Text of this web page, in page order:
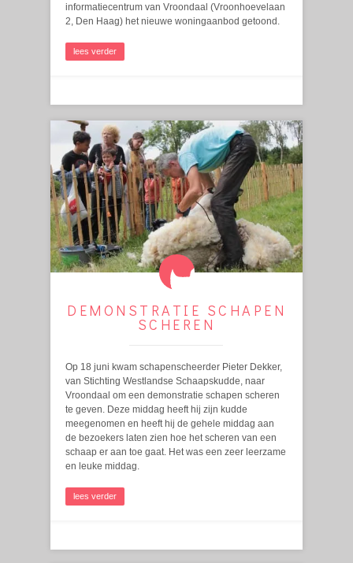
informatiecentrum van Vroondaal (Vroonhoevelaan
2, Den Haag) het nieuwe woningaanbod getoond.
lees verder
DEMONSTRATIE SCHAPEN
SCHEREN
Op 18 juni kwam schapenscheerder Pieter Dekker,
van Stichting Westlandse Schaapskudde, naar
Vroondaal om een demonstratie schapen scheren
te geven. Deze middag heeft hij zijn kudde
meegenomen en heeft hij de gehele middag aan
de bezoekers laten zien hoe het scheren van een
schaap er aan toe gaat. Het was een zeer leerzame
en leuke middag.
lees verder